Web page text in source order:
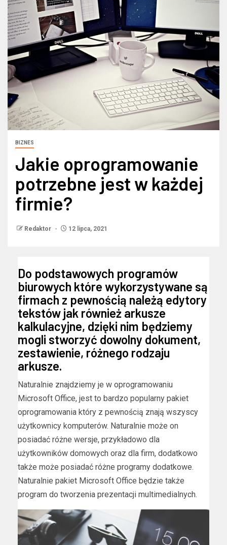
BIZNES
Jakie oprogramowanie
potrzebne jest w każdej
firmie?
Redaktor 12 lipca, 2021
Do podstawowych programów
biurowych które wykorzystywane są
firmach z pewnością należą edytory
tekstów jak również arkusze
kalkulacyjne, dzięki nim będziemy
mogli stworzyć dowolny dokument,
zestawienie, różnego rodzaju
arkusze.
Naturalnie znajdziemy je w oprogramowaniu
Microsoft Office, jest to bardzo popularny pakiet
oprogramowania który z pewnością znają wszyscy
użytkownicy komputerów. Naturalnie może on
posiadać różne wersje, przykładowo dla
użytkowników domowych oraz dla firm, dodatkowo
także może posiadać różne programy dodatkowe.
Naturalnie pakiet Microsoft Office będzie także
program do tworzenia prezentacji multimedialnych.